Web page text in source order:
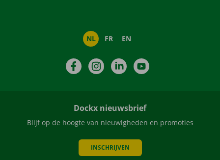
NL FR EN
FacebookInstagramLinkedIn
Dockx nieuwsbrief
Blijf op de hoogte van nieuwigheden en promoties
INSCHRIJVEN